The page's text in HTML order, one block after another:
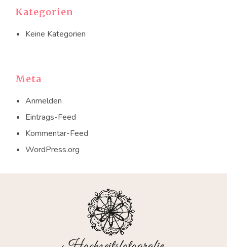
Kategorien
Keine Kategorien
Meta
Anmelden
Eintrags-Feed
Kommentar-Feed
WordPress.org